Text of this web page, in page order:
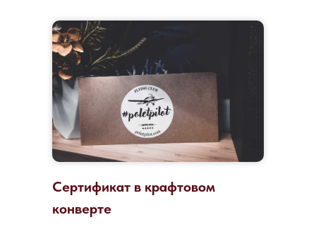
Сертификат в крафтовом
конверте